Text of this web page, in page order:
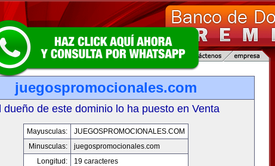
juegospromocionales.com
dueño de este dominio lo ha puesto en Venta
Mayusculas:
JUEGOSPROMOCIONALES.COM
Minusculas:
juegospromocionales.com
Longitud:
19 caracteres